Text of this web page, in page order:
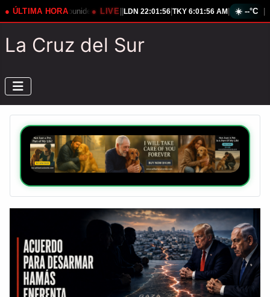
● ÚLTIMA HORARusia Eleva Tensión Ante Nuevo Misil Ucraniano Senado
● LIVE LDN 22:01:59 TKY 6:01:59 AM ☀️ --°C
La Cruz del Sur